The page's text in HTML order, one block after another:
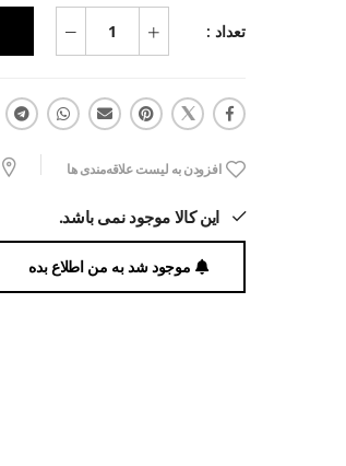
تعداد :
افزودن به لیست علاقه‌مندی ها
این کالا موجود نمی باشد.
موجود شد به من اطلاع بده